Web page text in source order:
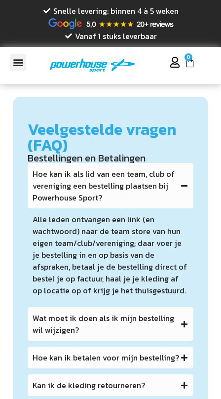
Snelle levering: binnen 4 à 5 weken
Vanaf 1 stuks leverbaar
0
Veelgestelde vragen
(FAQ)
Bestellingen en Betalingen
Hoe kan ik als lid van een team, club of
vereniging een bestelling plaatsen bij
Powerhouse Sport?
Alle leden ontvangen een link (en
wachtwoord) naar de team store van hun
eigen team/club/vereniging; daar voer je
je bestelling in en op basis van de
afspraken, betaal je de bestelling direct of
bestel je op factuur, haal je je kleding af
op locatie op of krijg je het thuisgestuurd.
Wat moet ik doen als ik mijn bestelling
wil wijzigen?
Hoe kan ik betalen voor mijn bestelling?
Kan ik de kleding retourneren?